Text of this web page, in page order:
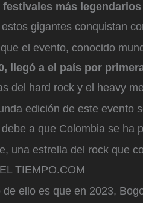
más
gigantes conquistan
el evento, conocido
llegó a el país por
del hard rock y el heavy
edición de este evento
a que Colombia se ha
una estrella del rock que
TIEMPO.COM
de ello es que en 2023,